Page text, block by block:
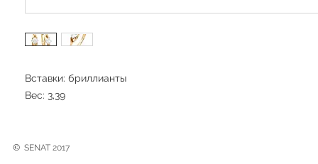
Вставки: бриллианты
Вес: 3,39
© SENAT 2017